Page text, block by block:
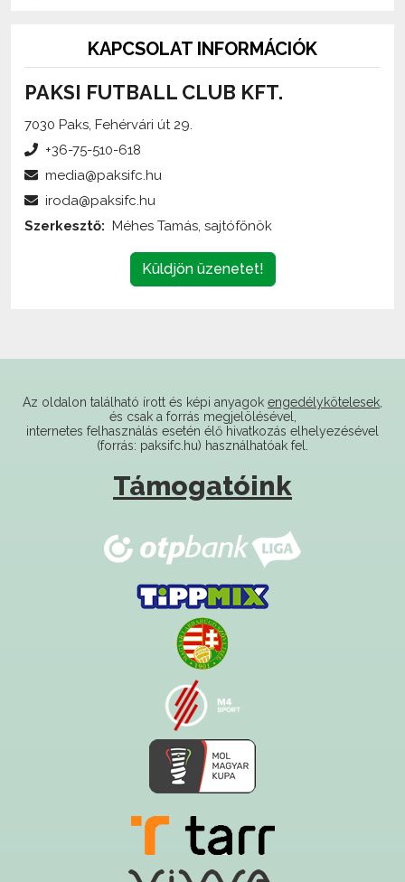
PAKSI FUTBALL CLUB KFT.
7030 Paks, Fehérvári út 29.
Küldjön üzenetet!
internetes felhasználás esetén élő hivatkozás elhelyezésével
(forrás: paksifc.hu) használhatóak fel.
Támogatóink